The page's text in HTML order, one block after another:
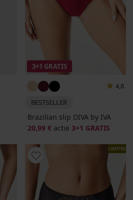
3+1 GRATIS
4,8
BESTSELLER
Brazilian slip DIVA by IVA
20,99 € actie 3+1 GRATIS
LIMITED